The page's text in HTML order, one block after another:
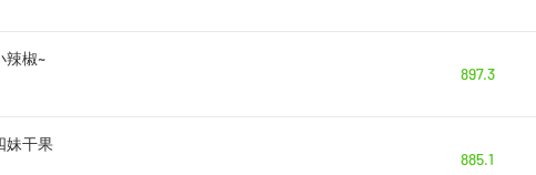
辣椒~
897.3
妹干果
885.1